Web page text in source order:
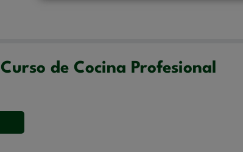
Curso de Cocina Profesional